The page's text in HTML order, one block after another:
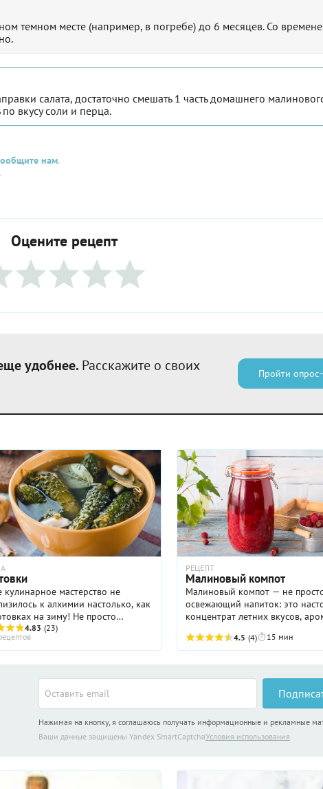
темном месте (например, в погребе) до 6 месяцев. Со
салата, достаточно смешать 1 часть домашнего
вкусу соли и перца.
нам.
Оцените рецепт
удобнее. Расскажите о своих
Пройти опрос
кулинарное мастерство не
к алхимии настолько, как
на зиму! Не просто
продукты съедобными, но и
их вкус в лучшую сторону –
искусство, ...
4.83 (23)
РЕЦЕПТ
Малиновый компот
Малиновый компот — не
освежающий напиток: это
концентрат летних вкусов,
К счастью, готовится такое
просто, поэтому не ...
4.5 (4) 15 мин
Нажимая на кнопку, я соглашаюсь получать информационные и рекламные
Ваши данные защищены Yandex SmartCaptchaУсловия использования